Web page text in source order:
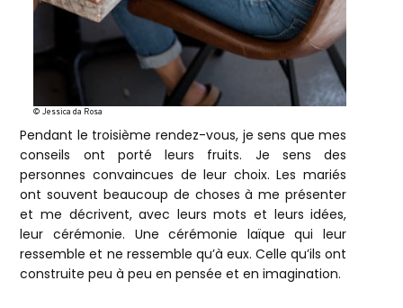
© Jessica da Rosa
Pendant le troisième rendez-vous, je sens que mes
conseils ont porté leurs fruits. Je sens des
personnes convaincues de leur choix. Les mariés
ont souvent beaucoup de choses à me présenter
et me décrivent, avec leurs mots et leurs idées,
leur cérémonie. Une cérémonie laïque qui leur
ressemble et ne ressemble qu’à eux. Celle qu’ils ont
construite peu à peu en pensée et en imagination.